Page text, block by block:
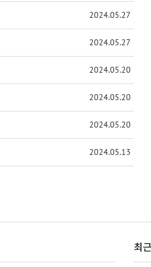
2024.05.27
2024.05.27
2024.05.20
2024.05.20
2024.05.20
2024.05.13
최